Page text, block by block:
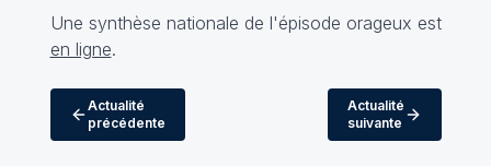
Une synthèse nationale de l'épisode orageux est
en ligne.
Actualité
précédente
Actualité
suivante